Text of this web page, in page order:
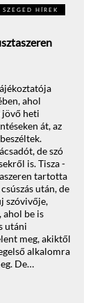
SZEGED HÍREK
ahol
jövő heti
át, az
de szó
is. Tisza -
tartotta
után, de
szóvivője,
ahol be is
utáni
meg, akiktől
alkalomra
De…